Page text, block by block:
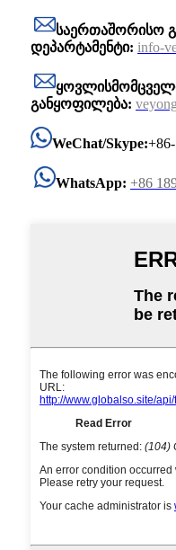
საერთაშორისო
დეპარტამენტი: info-
განყოფილება:
WeChat/Skype:
WhatsApp: +86